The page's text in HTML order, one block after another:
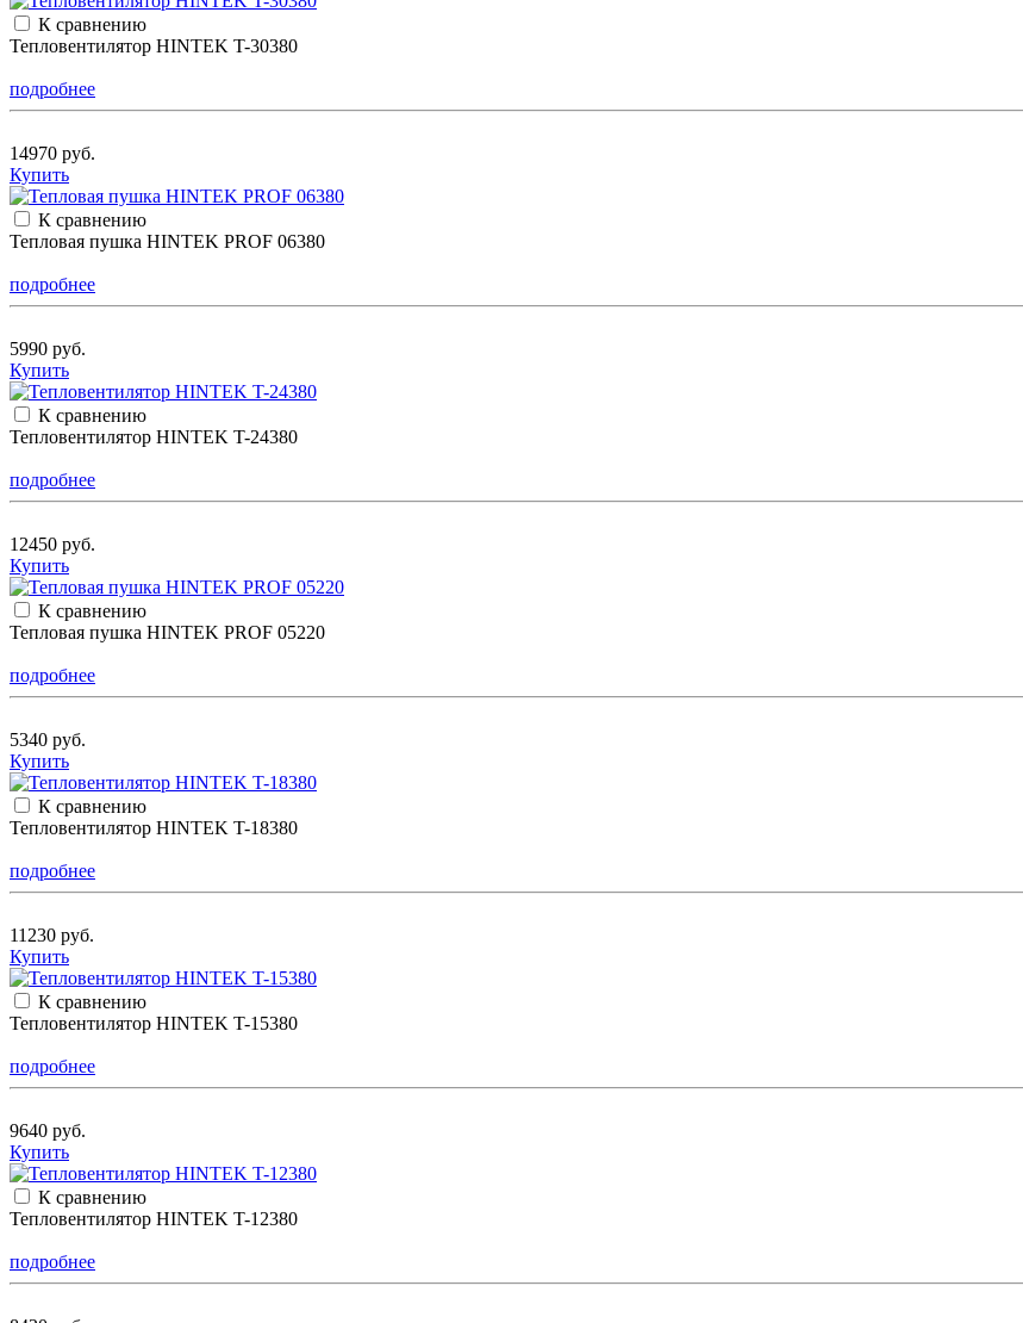
К сравнению
Тепловентилятор HINTEK T-30380
подробнее
14970 руб.
Купить
К сравнению
Тепловая пушка HINTEK PROF 06380
подробнее
5990 руб.
Купить
К сравнению
Тепловентилятор HINTEK T-24380
подробнее
12450 руб.
Купить
К сравнению
Тепловая пушка HINTEK PROF 05220
подробнее
5340 руб.
Купить
К сравнению
Тепловентилятор HINTEK T-18380
подробнее
11230 руб.
Купить
К сравнению
Тепловентилятор HINTEK T-15380
подробнее
9640 руб.
Купить
К сравнению
Тепловентилятор HINTEK T-12380
подробнее